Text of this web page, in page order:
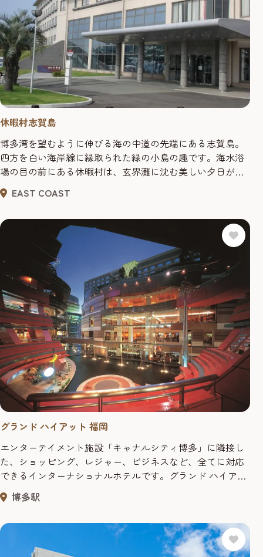
休暇村志賀島
博多湾を望むように伸びる海の中道の先端にある志賀島。
四方を白い海岸線に縁取られた緑の小島の趣です。海水浴
場の目の前にある休暇村は、玄界灘に沈む美しい夕日が自
慢、平成18年にリニューアルオープンしたお部屋は、全室
オーシャンビュー。玄界灘を一望しながら、おくろぎいた
湯」。玄界灘に沈む夕日を眺めながら「源泉かけ流し」の
温泉に入れば、日々の疲れが...
EAST COAST
グランド ハイアット 福岡
エンターテイメント施設「キャナルシティ博多」に隣接し
た、ショッピング、レジャー、ビジネスなど、全てに対応
できるインターナショナルホテルです。グランド ハイアッ
トならではの最上級のおもてなし、「NO」と言わないサー
ビス、ホームアウェイホームをコンセプトにした、まるで
ブランド。日本初のグランド ハイアットです。 客室数：
372室／レストラン数...
博多駅